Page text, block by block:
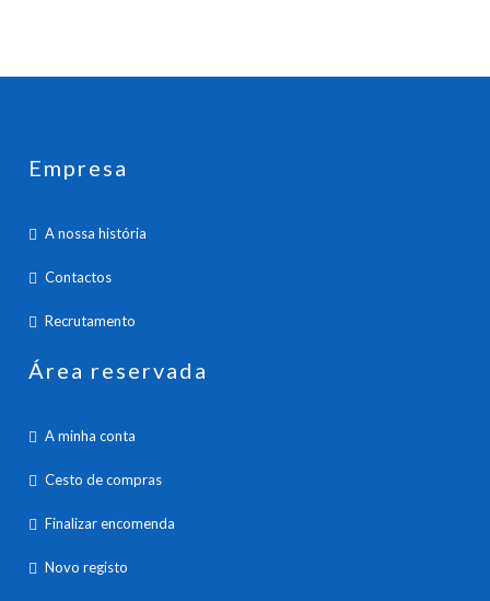
Empresa
A nossa história
Contactos
Recrutamento
Área reservada
A minha conta
Cesto de compras
Finalizar encomenda
Novo registo